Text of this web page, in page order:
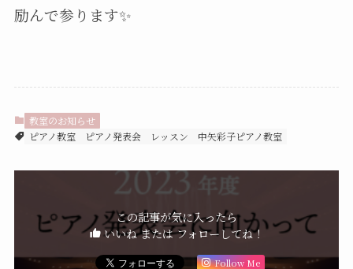
励んで参ります✨
教室のお知らせ
ピアノ教室
ピアノ発表会 レッスン 中矢彩子ピアノ教室
この記事が気に入ったら
いいね または フォローしてね！
Follow Me